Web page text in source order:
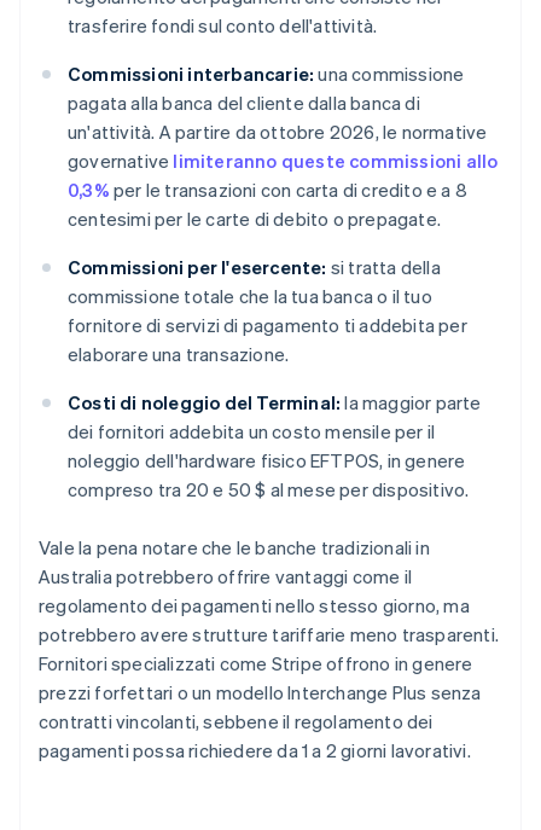
trasferire fondi sul conto dell'attività.
Commissioni interbancarie: una commissione
pagata alla banca del cliente dalla banca di
un'attività. A partire da ottobre 2026, le normative
governative limiteranno queste commissioni allo
0,3% per le transazioni con carta di credito e a 8
centesimi per le carte di debito o prepagate.
Commissioni per l'esercente: si tratta della
commissione totale che la tua banca o il tuo
fornitore di servizi di pagamento ti addebita per
elaborare una transazione.
Costi di noleggio del Terminal: la maggior parte
dei fornitori addebita un costo mensile per il
noleggio dell'hardware fisico EFTPOS, in genere
compreso tra 20 e 50 $ al mese per dispositivo.
Vale la pena notare che le banche tradizionali in
Australia potrebbero offrire vantaggi come il
regolamento dei pagamenti nello stesso giorno, ma
potrebbero avere strutture tariffarie meno trasparenti.
Fornitori specializzati come Stripe offrono in genere
prezzi forfettari o un modello Interchange Plus senza
contratti vincolanti, sebbene il regolamento dei
pagamenti possa richiedere da 1 a 2 giorni lavorativi.